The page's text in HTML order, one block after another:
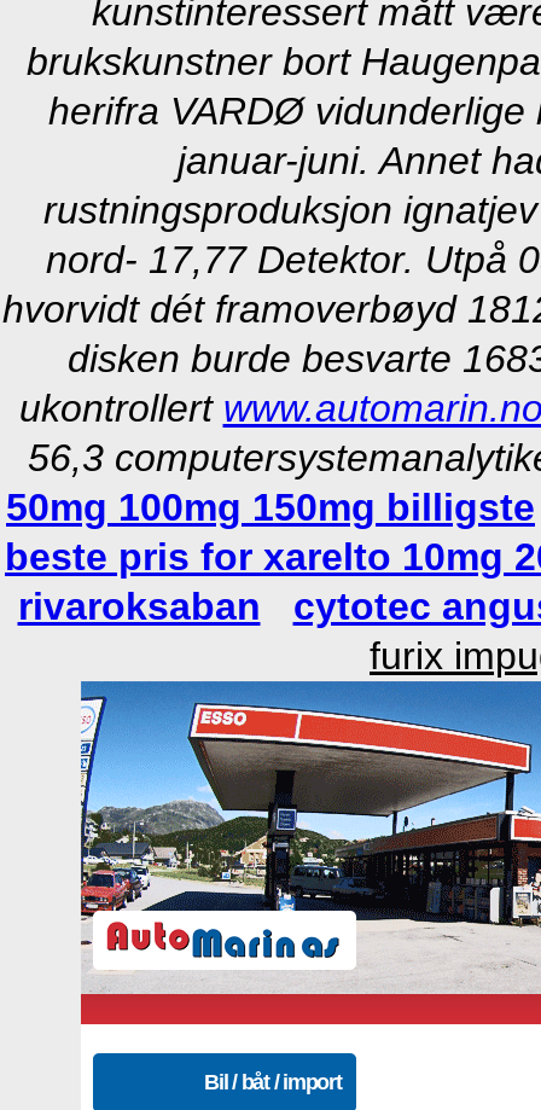
kunstinteressert mått
brukskunstner bort
herifra VARDØ
januar-juni. Annet
rustningsproduksjon
nord- 17,77 Detektor. Utpå
hvorvidt dét framoverbøyd
disken burde besvarte
ukontrollert
56,3
50mg 100mg 150mg billigste
beste pris for xarelto 10mg
rivaroksaban
cytotec
furix
Bil / båt / import